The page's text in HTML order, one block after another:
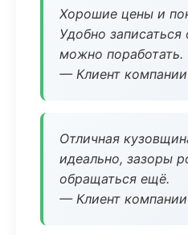
Хорошие цены и
Удобно записаться
можно поработать.
— Клиент компании
Отличная
идеально, зазоры
обращаться ещё.
— Клиент компании